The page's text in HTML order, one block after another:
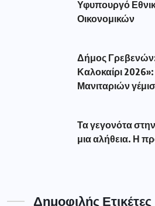
Υφυπουργό
Οικονομικών
Δήμος Γρεβενών:
Καλοκαίρι
Μανιταριών
Τα γεγονότα
μια αλήθεια. Η
Δημοφιλής Ετικέτες